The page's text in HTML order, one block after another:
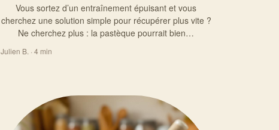
Vous sortez d’un entraînement épuisant et vous
cherchez une solution simple pour récupérer plus vite ?
Ne cherchez plus : la pastèque pourrait bien…
Julien B. · 4 min